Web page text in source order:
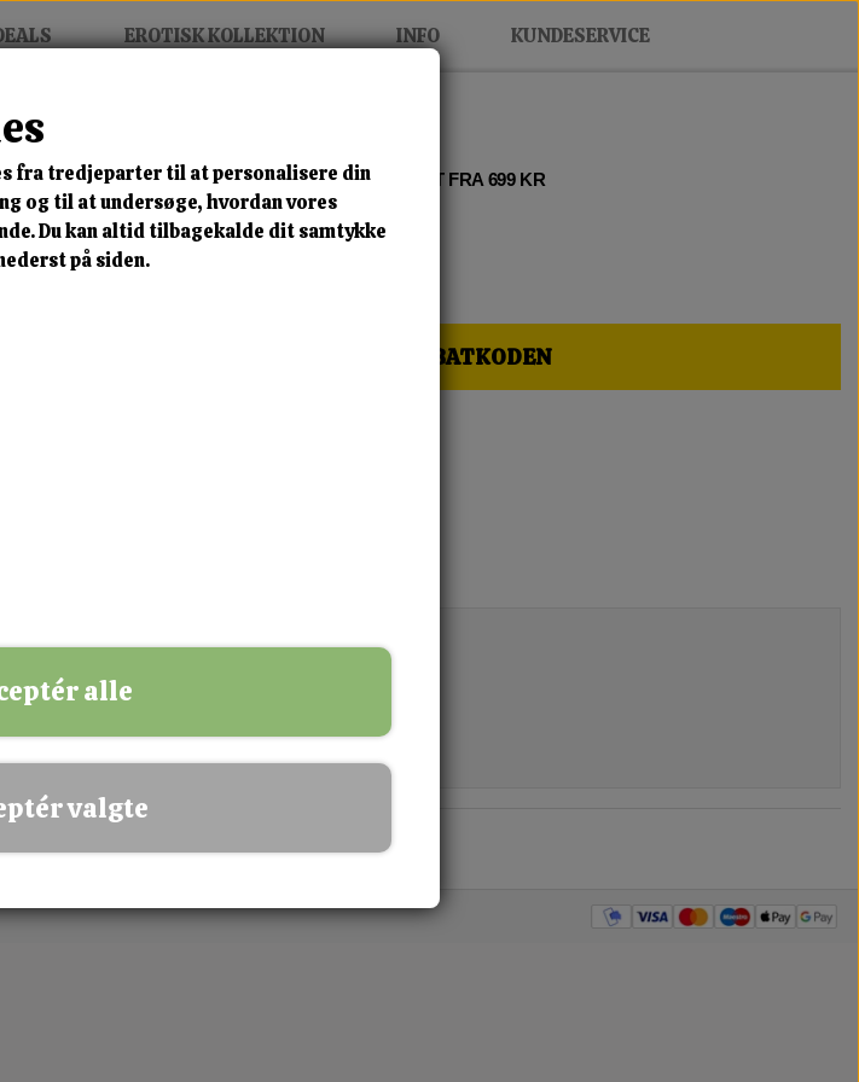
EROTISK KOLLEKTION INFO KUNDESERVICE
MIX FRIT • KØB 3 BETAL FOR 2 • FRI FRAGT FRA 699 KR
🎁 SPAR 10 % – KLIK HER OG FÅ RABATKODEN
Levering
fra tredjeparter til at personalisere din
og til at undersøge, hvordan vores
Du kan altid tilbagekalde dit samtykke
på siden.
alle
valgte